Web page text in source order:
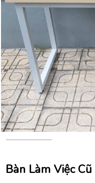
Bàn Làm Việc